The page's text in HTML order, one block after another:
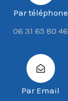
Par téléphone
06 31 65 80 46
Par Email